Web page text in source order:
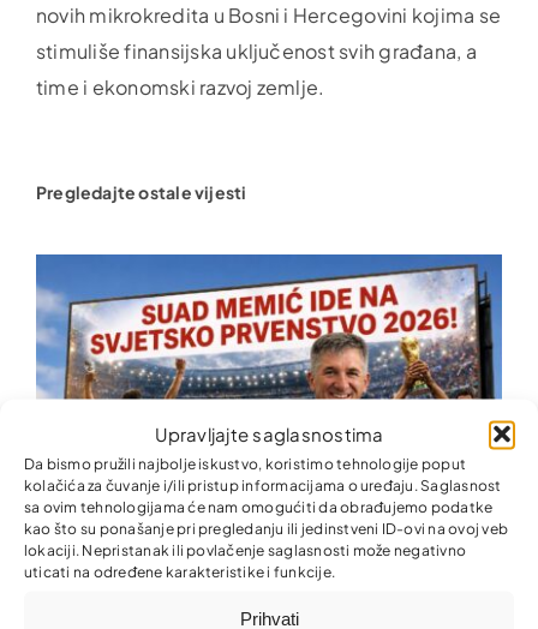
Upravljajte saglasnostima
Da bismo pružili najbolje iskustvo, koristimo tehnologije poput
kolačića za čuvanje i/ili pristup informacijama o uređaju. Saglasnost
sa ovim tehnologijama će nam omogućiti da obrađujemo podatke
kao što su ponašanje pri pregledanju ili jedinstveni ID-ovi na ovoj veb
lokaciji. Nepristanak ili povlačenje saglasnosti može negativno
uticati na određene karakteristike i funkcije.
Prihvati
novih mikrokredita u Bosni i Hercegovini kojima se
stimuliše finansijska uključenost svih građana, a
time i ekonomski razvoj zemlje.
Pregledajte ostale vijesti